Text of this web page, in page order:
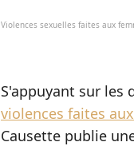
Violences sexuelles faites aux
S'appuyant sur les
violences faites
Causette publie